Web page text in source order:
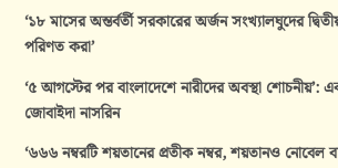
‘১৮ মাসের অন্তর্বর্তী সরকারের অর্জন সংখ্যালঘুদের
পরিণত করা’
‘৫ আগস্টের পর বাংলাদেশে নারীদের অবস্থা শোচনীয়’:
জোবাইদা নাসরিন
‘৬৬৬ নম্বরটি শয়তানের প্রতীক নম্বর, শয়তানও নোবেল